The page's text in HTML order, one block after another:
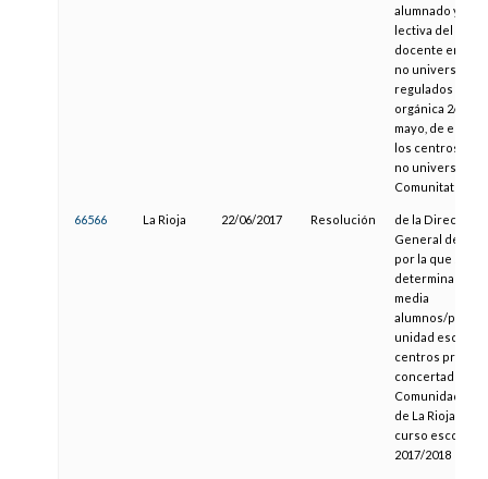
alumnado y la
lectiva del
docente en los
no
regulados por
orgánica 2/
mayo, de
los centros
no
Comunitat
66566 La Rioja 22/06/2017 Resolución
de la Dirección
General de
por la que se
determina la
media
alumnos/
unidad escolar
centros
concertados de
Comunidad
de La Rioja para
curso escolar
2017/2018